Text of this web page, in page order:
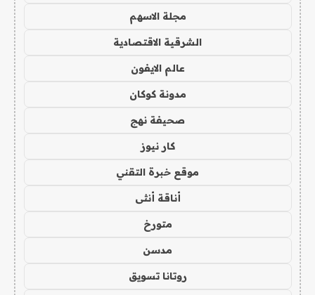
مجلة الاسهم
الشرقية الاقتصادية
عالم الايفون
مدونة كوكان
صحيفة نهج
كار نيوز
موقع خبرة التقني
أناقة أنثى
متورخ
مدسن
روتانا تسويق